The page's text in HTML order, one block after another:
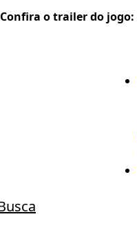
Confira o trailer do jogo: